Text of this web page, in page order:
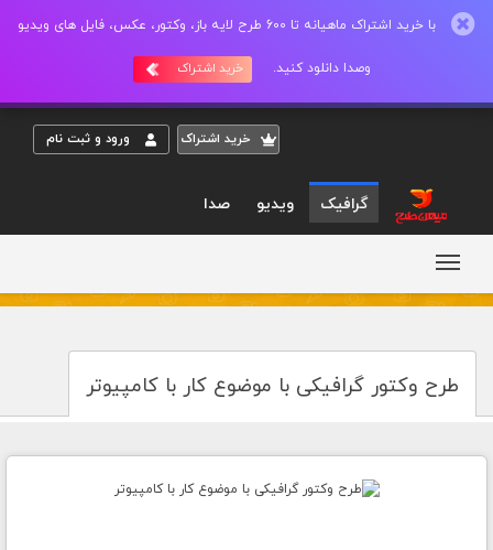
با خرید اشتراک ماهیانه تا 600 طرح لایه باز، وکتور، عکس، فایل های ویدیو
وصدا دانلود کنید. خرید اشتراک
خريد اشتراک ورود و ثبت نام
گرافیک ویدیو صدا
طرح وکتور گرافیکی با موضوع کار با کامپیوتر